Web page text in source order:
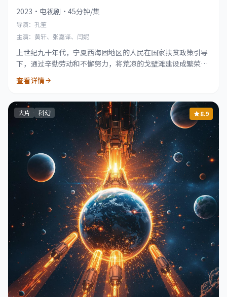
2023 · 电视剧 · 45分钟/集
导演：孔笙
主演：黄轩、张嘉译、闫妮
上世纪九十年代，宁夏西海固地区的人民在国家扶贫政策引导
下，通过辛勤劳动和不懈努力，将荒凉的戈壁滩建设成繁荣家
园的感人故事。
查看详情
大片 科幻 8.9